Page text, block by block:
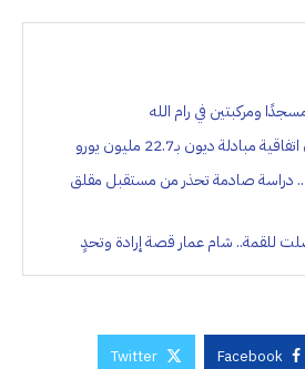
ومركبتين في رام الله
مبادلة ديون بـ22.7 مليون يورو
.. دراسة صادمة تحذر من مستقبل مقلق
للقمة.. شام عمار قصة إرادة وتحدٍ
Facebook
Twitter